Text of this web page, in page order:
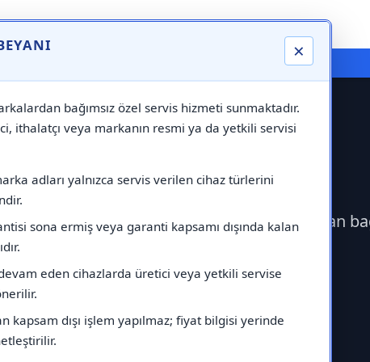
×
bağımsız özel servis hizmeti sunmaktadır.
ithalatçı veya markanın resmi ya da yetkili servisi
adları yalnızca servis verilen cihaz türlerini
sona ermiş veya garanti kapsamı dışında kalan
eden cihazlarda üretici veya yetkili servise
kapsam dışı işlem yapılmaz; fiyat bilgisi yerinde
⚠️ Markadan Bağımsız "Özel Servis" Hizmeti
İmmergas Servisi çağırabilirsiniz.Markadan